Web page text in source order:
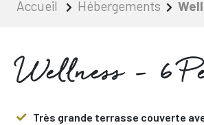
Accueil Hébergements
Wellness - 6
Très grande terrasse couverte